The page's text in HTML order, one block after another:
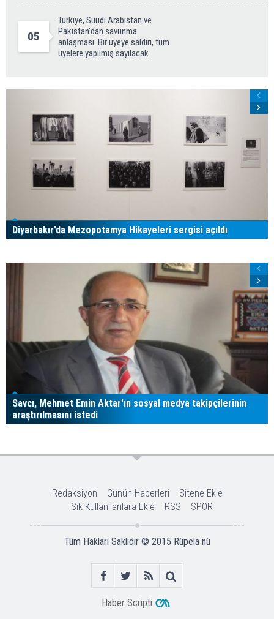
05
Türkiye, Suudi Arabistan ve
Pakistan’dan savunma
anlaşması: Bir üyeye saldırı, tüm
üyelere yapılmış sayılacak
Diyarbakır’da Mezopotamya Hikayeleri sergisi açıldı
Savcı, Mehmet Emin Aktar'ın sosyal medya takipçilerinin
araştırılmasını istedi
Redaksiyon Günün Haberleri
Sitene Ekle
Sık Kullanılanlara Ekle
RSS SPOR
Tüm Hakları Saklıdır © 2015 Rûpela nû
Haber Scripti